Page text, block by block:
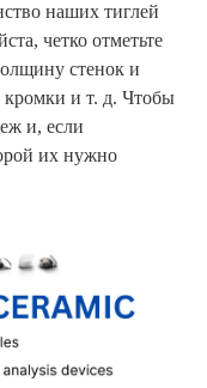
наших тиглей
четко отметьте
стенок и
и т. д. Чтобы
и, если
их нужно